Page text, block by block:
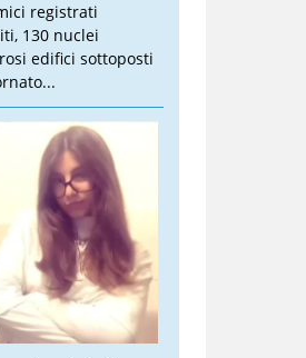
registrati
130 nuclei
edifici sottoposti